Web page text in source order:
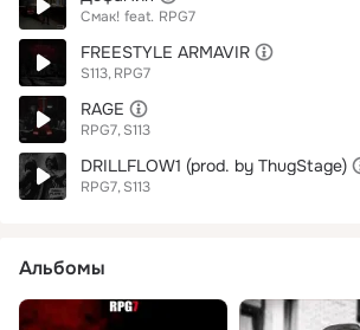
Смак! feat. RPG7
FREESTYLE ARMAVIR
S113 RPG7
RAGE
RPG7 S113
DRILLFLOW1 (prod. by ThugStage)
RPG7 S113
Альбомы